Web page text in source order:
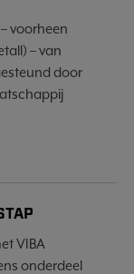
voorheen
– van
door
VIBA
onderdeel